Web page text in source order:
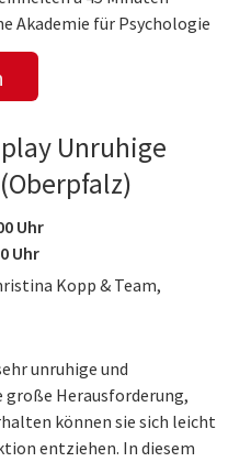
Akademie für Psychologie
Unruhige
Uhr
Uhr
Kopp & Team,
unruhige und
große Herausforderung,
können sie sich leicht
entziehen. In diesem